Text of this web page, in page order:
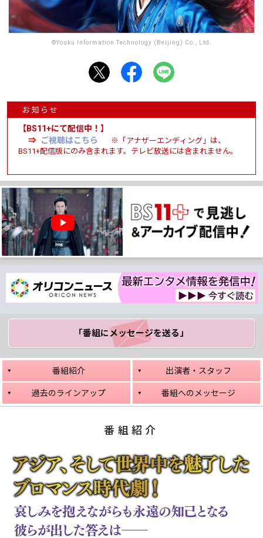
©Youku Information Technology (Beijing) Co., Ltd.
お知らせ
【BS11+にて配信中！】
⇒ ご視聴はこちら
※「アナザーエンディング」は、
BS11+配信版にのみ含まれます。テレビ放送には含まれません。
「番組にメッセージを送る」
番組紹介 出演者・スタッフ
過去のラインアップ 番組へのメッセージ
番組紹介